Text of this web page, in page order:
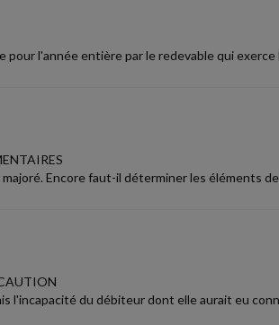
l'année entière par le redevable qui exerce
Encore faut-il déterminer les éléments
l'incapacité du débiteur dont elle aurait eu